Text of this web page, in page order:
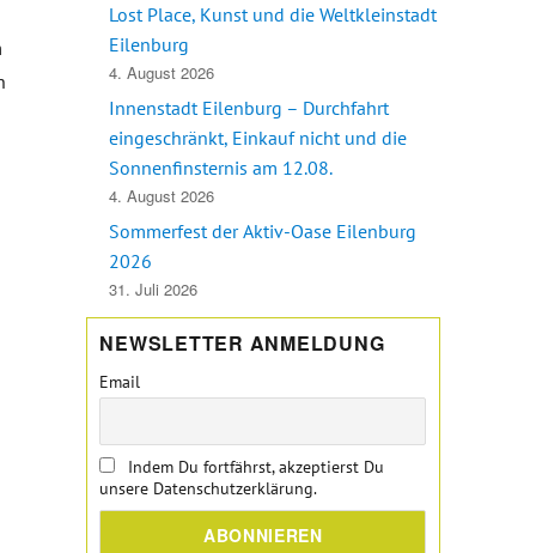
Café und Restaurant in Eilenburg, Nachfolger gesucht!“
Lost Place, Kunst und die Weltkleinstadt
Eilenburg
4. August 2026
Innenstadt Eilenburg – Durchfahrt
eingeschränkt, Einkauf nicht und die
Sonnenfinsternis am 12.08.
4. August 2026
Sommerfest der Aktiv-Oase Eilenburg
2026
31. Juli 2026
NEWSLETTER ANMELDUNG
Email
Indem Du fortfährst, akzeptierst Du
unsere Datenschutzerklärung.